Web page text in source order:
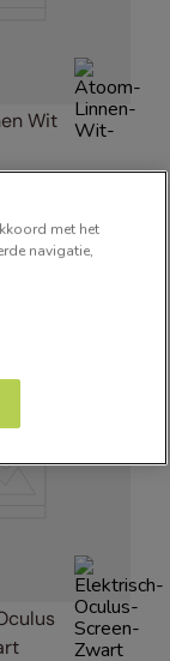
Wit
kleurstalen
met het
navigatie,